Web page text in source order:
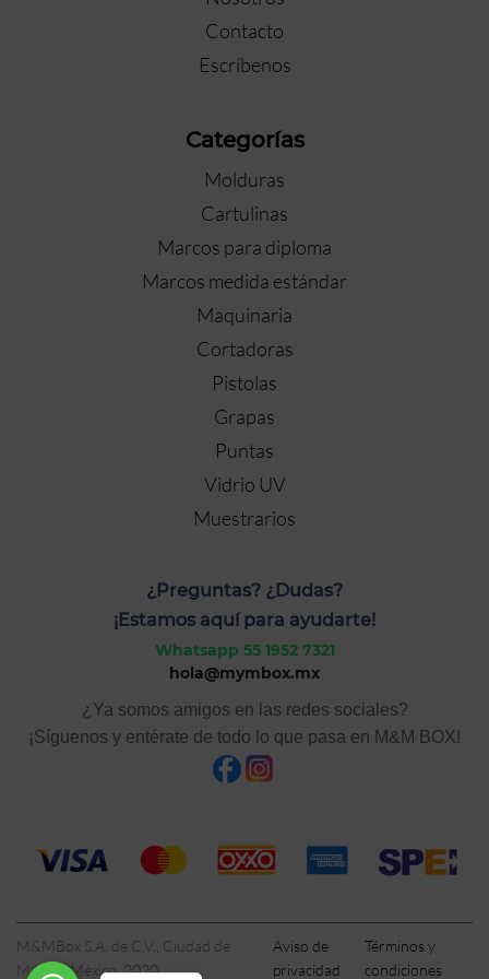
Contacto
Escríbenos
Categorías
Molduras
Cartulinas
Marcos para diploma
Marcos medida estándar
Maquinaria
Cortadoras
Pistolas
Grapas
Puntas
Vidrio UV
Muestrarios
¿Preguntas? ¿Dudas?
¡Estamos aquí para ayudarte!
Whatsapp 55 1952 7321
hola@mymbox.mx
¿Ya somos amigos en las redes sociales?
¡Síguenos y entérate de todo lo que pasa en M&M BOX!
M&MBox S.A. de C.V., Ciudad de
México, México, 2020
Aviso de
privacidad
Términos y
condiciones